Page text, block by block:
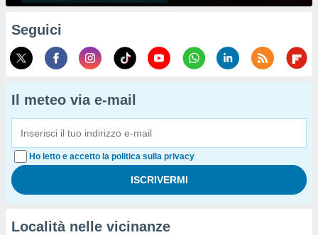
Seguici
Il meteo via e-mail
Ho letto e accetto la politica sulla privacy
Località nelle vicinanze